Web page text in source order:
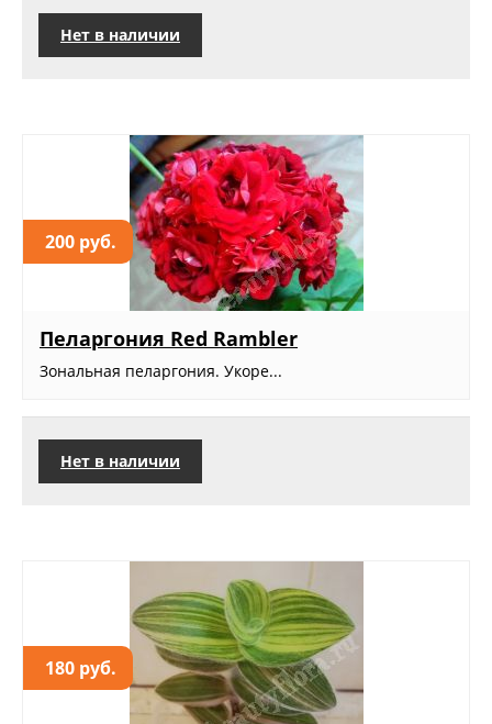
Нет в наличии
200 руб.
Пеларгония Red Rambler
Зональная пеларгония. Укоре...
Нет в наличии
180 руб.